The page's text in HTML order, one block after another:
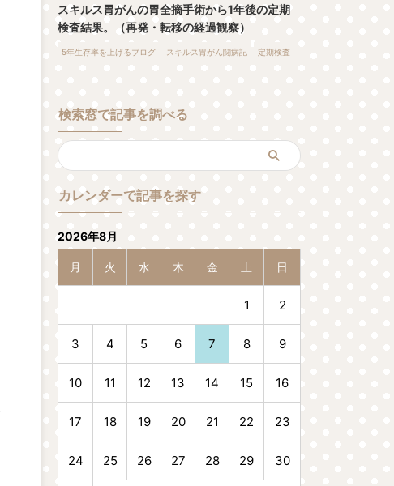
スキルス胃がんの胃全摘手術から1年後の定期
検査結果。（再発・転移の経過観察）
5年生存率を上げるブログ スキルス胃がん闘病記 定期検査
検索窓で記事を調べる
カレンダーで記事を探す
2026年8月
月 火 水 木 金 土 日
1 2
3 4 5 6 7 8 9
10 11 12 13 14 15 16
17 18 19 20 21 22 23
24 25 26 27 28 29 30